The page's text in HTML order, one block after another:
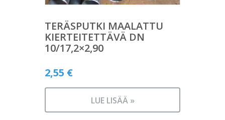
TERÄSPUTKI MAALATTU
KIERTEITETTÄVÄ DN
10/17,2×2,90
2,55 €
LUE LISÄÄ »